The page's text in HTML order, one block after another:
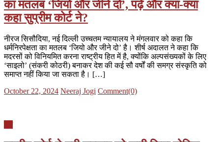
का मतलब ‘जियो और जीने दो’, पढ़ें और क्या-क्या
कहा सुप्रीम कोर्ट ने?
नीरज सिसौदिया, नई दिल्ली उच्चतम न्यायालय ने मंगलवार को कहा कि
धर्मनिरपेक्षता का मतलब ‘जियो और जीने दो’ है। शीर्ष अदालत ने कहा कि
मदरसों को विनियमित करना राष्ट्रीय हित में है, क्योंकि अल्पसंख्यकों के लिए
‘साइलो’ (संकरी कोठरी) बनाकर देश की कई सौ वर्षों की समग्र संस्कृति को
समाप्त नहीं किया जा सकता है। […]
Posted
October 22, 2024 Author
Neeraj Jogi Comment(0)